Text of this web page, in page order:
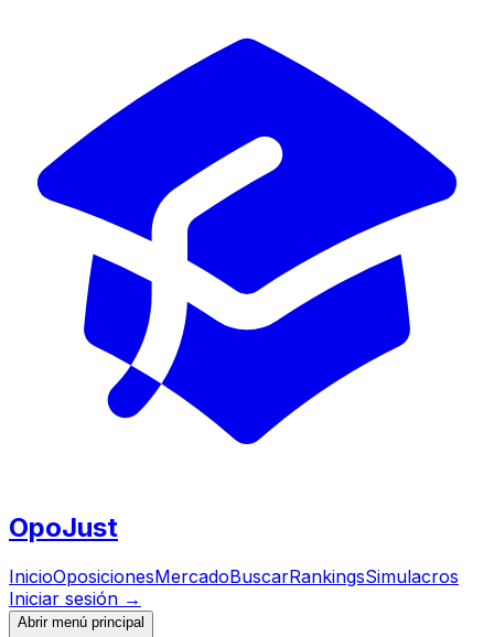
OpoJust
InicioOposicionesMercadoBuscarRankingsSimulacros
Iniciar sesión →
Abrir menú principal